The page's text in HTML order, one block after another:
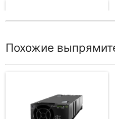
Похожие